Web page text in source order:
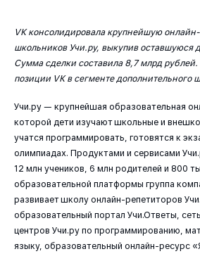
VK консолидировала крупнейшую
школьников Учи.ру, выкупив оставшуюся
Сумма сделки составила 8,7 млрд рублей.
позиции VK в сегменте дополнительного
Учи.ру — крупнейшая образовательная
которой дети изучают школьные и
учатся программировать, готовятся к
олимпиадах. Продуктами и сервисами
12 млн учеников, 6 млн родителей и 800
образовательной платформы группа
развивает школу онлайн-репетиторов
образовательный портал Учи.Ответы,
центров Учи.ру по программированию,
языку, образовательный онлайн-ресурс